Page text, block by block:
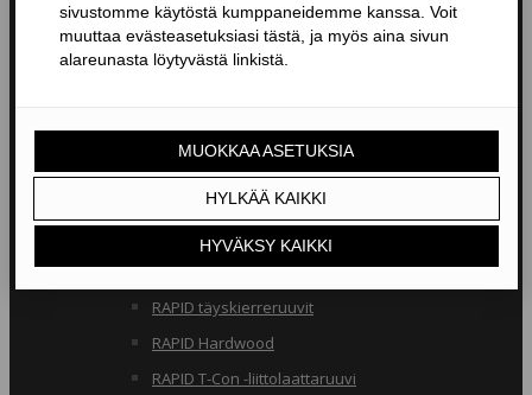
Tiivistysteipit
Pohjustusaineet ja tarvikkeet
RAKENNERUUVIT
RAPID osakierreruuvit
StarDrive GPR osakierreruuvit
Klimas täyskierreruuvit
RAPID täyskierreruuvit
RAPID Hardwood
RAPID T-Con -liittolaattaruuvi